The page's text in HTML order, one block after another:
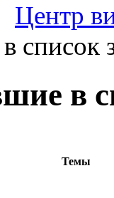
Центр
список
в
Темы